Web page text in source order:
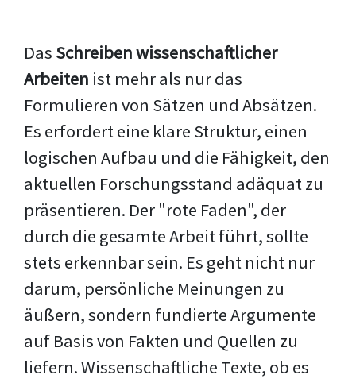
Das Schreiben wissenschaftlicher
Arbeiten ist mehr als nur das
Formulieren von Sätzen und Absätzen.
Es erfordert eine klare Struktur, einen
logischen Aufbau und die Fähigkeit, den
aktuellen Forschungsstand adäquat zu
präsentieren. Der "rote Faden", der
durch die gesamte Arbeit führt, sollte
stets erkennbar sein. Es geht nicht nur
darum, persönliche Meinungen zu
äußern, sondern fundierte Argumente
auf Basis von Fakten und Quellen zu
liefern. Wissenschaftliche Texte, ob es